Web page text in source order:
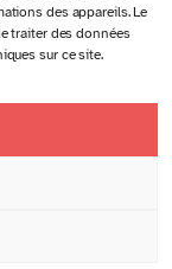
des appareils. Le
traiter des données
sur ce site.